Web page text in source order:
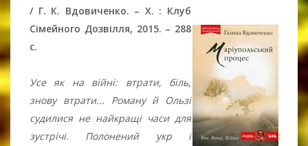
/ Г. К. Вдовиченко. – Х. : Клуб
Сімейного Дозвілля, 2015. – 288
c.
Усе як на війні: втрати, біль,
знову втрати... Роману й Ользі
судилися не найкращі часи для
зустрічі. Полонений укр і